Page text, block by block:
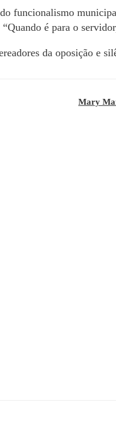
funcionalismo
é para o
da oposição e
Mary